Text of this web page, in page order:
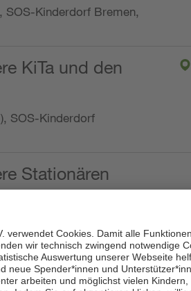
SOS-Kinderdorf Bremen,
KiTa und den
SOS-Kinderdorf
Stationären
30 - max. 38,5
als